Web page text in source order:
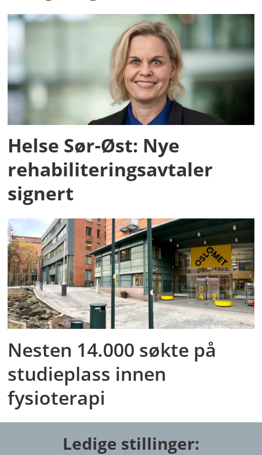
Helse Sør-Øst: Nye
rehabiliteringsavtaler
signert
Nesten 14.000 søkte på
studieplass innen
fysioterapi
Ledige stillinger: